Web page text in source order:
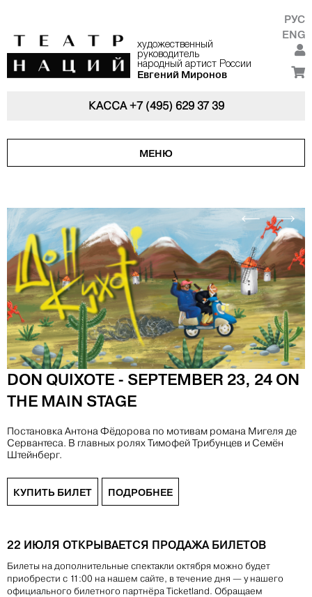
художественный
руководитель
народный артист России
Евгений Миронов
РУС
ENG
КАССА+7 (495) 629 37 39
МЕНЮ
DON QUIXOTE - SEPTEMBER 23, 24 ON
THE MAIN STAGE
Постановка Антона Фёдорова по мотивам романа Мигеля де
Сервантеса. В главных ролях Тимофей Трибунцев и Семён
Штейнберг.
КУПИТЬ БИЛЕТ ПОДРОБНЕЕ
22 ИЮЛЯ ОТКРЫВАЕТСЯ ПРОДАЖА БИЛЕТОВ
Билеты на дополнительные спектакли октября можно будет
приобрести с 11:00 на нашем сайте, в течение дня — у нашего
официального билетного партнёра Ticketland. Обращаем